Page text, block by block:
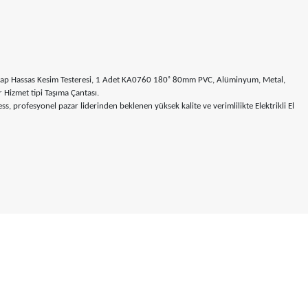
Hassas Kesim Testeresi, 1 Adet KA0760 180˚ 80mm PVC, Alüminyum, Metal,
tipi Taşıma Çantası.
profesyonel pazar liderinden beklenen yüksek kalite ve verimlilikte Elektrikli El